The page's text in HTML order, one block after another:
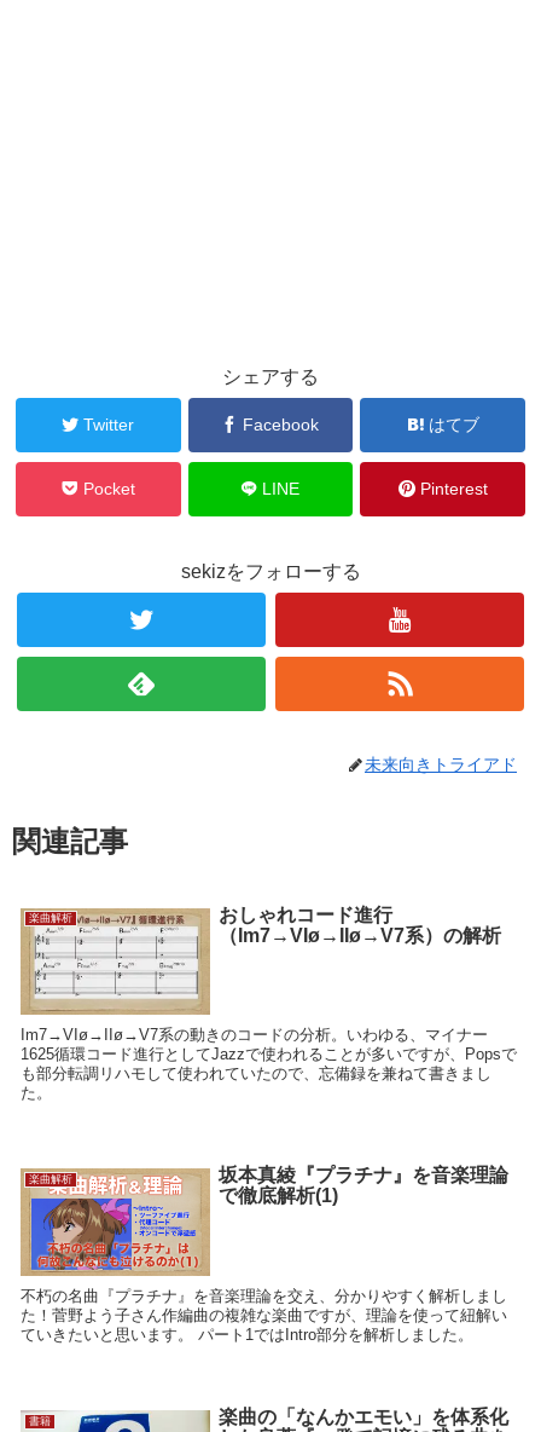
シェアする
Twitter Facebook はてブ
Pocket LINE Pinterest
sekizをフォローする
未来向きトライアド
関連記事
楽曲解析
おしゃれコード進行
（Im7→VIø→IIø→V7系）の解析
Im7→VIø→IIø→V7系の動きのコードの分析。いわゆる、マイナー
1625循環コード進行としてJazzで使われることが多いですが、Popsで
も部分転調リハモして使われていたので、忘備録を兼ねて書きまし
た。
楽曲解析
坂本真綾『プラチナ』を音楽理論
で徹底解析(1)
不朽の名曲『プラチナ』を音楽理論を交え、分かりやすく解析しまし
た！菅野よう子さん作編曲の複雑な楽曲ですが、理論を使って紐解い
ていきたいと思います。 パート1ではIntro部分を解析しました。
書籍
楽曲の「なんかエモい」を体系化